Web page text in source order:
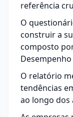
referência
O
construir a
composto
Desempenho
O relatório
tendências
ao longo dos